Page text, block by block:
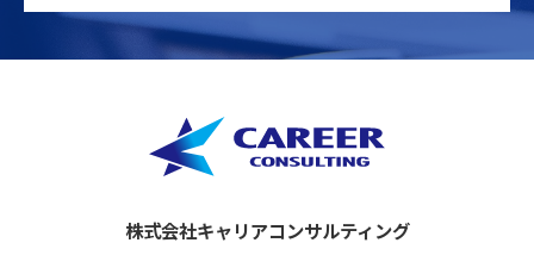
株式会社キャリアコンサルティング